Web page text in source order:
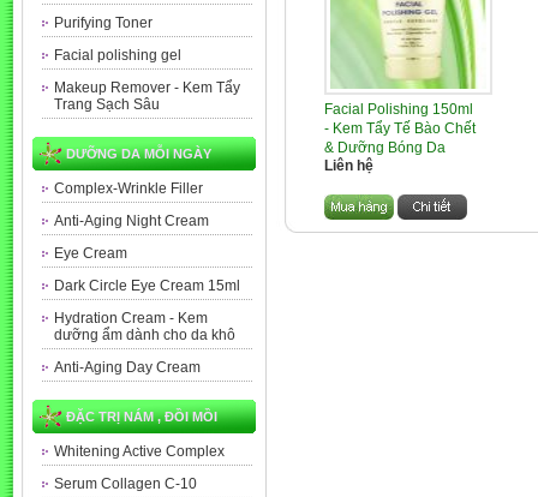
Purifying Toner
Facial polishing gel
Makeup Remover - Kem Tẩy
Trang Sạch Sâu
DƯỠNG DA MỖI NGÀY
Complex-Wrinkle Filler
Anti-Aging Night Cream
Eye Cream
Dark Circle Eye Cream 15ml
Hydration Cream - Kem
dưỡng ẩm dành cho da khô
Anti-Aging Day Cream
ĐẶC TRỊ NÁM , ĐỒI MỒI
Whitening Active Complex
Serum Collagen C-10
Facial Polishing 150ml
- Kem Tẩy Tế Bào Chết
& Dưỡng Bóng Da
Liên hệ